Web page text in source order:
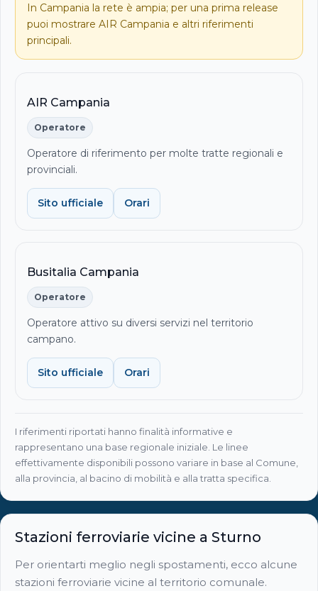
In Campania la rete è ampia; per una prima release
puoi mostrare AIR Campania e altri riferimenti
principali.
AIR Campania
Operatore
Operatore di riferimento per molte tratte regionali e
provinciali.
Sito ufficiale Orari
Busitalia Campania
Operatore
Operatore attivo su diversi servizi nel territorio
campano.
Sito ufficiale Orari
I riferimenti riportati hanno finalità informative e
rappresentano una base regionale iniziale. Le linee
effettivamente disponibili possono variare in base al Comune,
alla provincia, al bacino di mobilità e alla tratta specifica.
Stazioni ferroviarie vicine a Sturno
Per orientarti meglio negli spostamenti, ecco alcune
stazioni ferroviarie vicine al territorio comunale.